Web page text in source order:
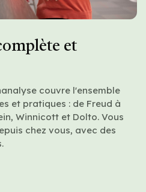
et
couvre l'ensemble
et pratiques : de Freud à
Winnicott et Dolto. Vous
chez vous, avec des